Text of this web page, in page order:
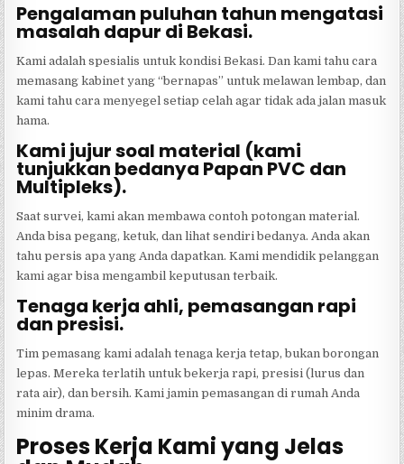
Pengalaman puluhan tahun mengatasi
masalah dapur di Bekasi.
Kami adalah spesialis untuk kondisi Bekasi. Dan kami tahu cara
memasang kabinet yang “bernapas” untuk melawan lembap, dan
kami tahu cara menyegel setiap celah agar tidak ada jalan masuk
hama.
Kami jujur soal material (kami
tunjukkan bedanya Papan PVC dan
Multipleks).
Saat survei, kami akan membawa contoh potongan material.
Anda bisa pegang, ketuk, dan lihat sendiri bedanya. Anda akan
tahu persis apa yang Anda dapatkan. Kami mendidik pelanggan
kami agar bisa mengambil keputusan terbaik.
Tenaga kerja ahli, pemasangan rapi
dan presisi.
Tim pemasang kami adalah tenaga kerja tetap, bukan borongan
lepas. Mereka terlatih untuk bekerja rapi, presisi (lurus dan
rata air), dan bersih. Kami jamin pemasangan di rumah Anda
minim drama.
Proses Kerja Kami yang Jelas